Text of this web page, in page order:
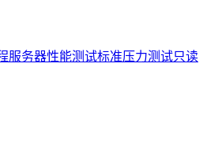
服务器性能测试标准压力测试只读